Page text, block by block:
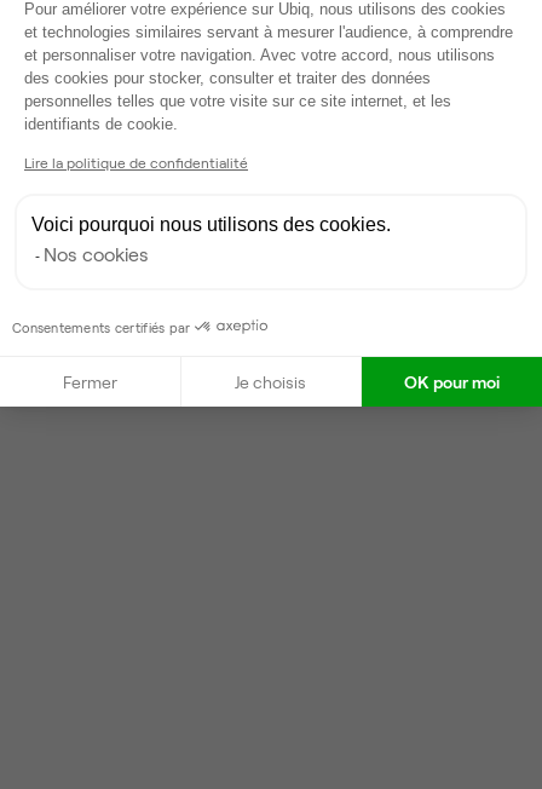
Gestionnaire de l'espace
Vanessa
Partenaire depuis 2022
Taux de réponse : 40%
Locataires trouvés sur Ubiq : 87
Pour améliorer votre expérience sur Ubiq, nous utilisons des cookies
et technologies similaires servant à mesurer l'audience, à comprendre
et personnaliser votre navigation. Avec votre accord, nous utilisons
des cookies pour stocker, consulter et traiter des données
personnelles telles que votre visite sur ce site internet, et les
identifiants de cookie.
Lire la politique de confidentialité
Voici pourquoi nous utilisons des cookies.
Nos cookies
Consentements certifiés par
Fermer Je choisis OK pour moi